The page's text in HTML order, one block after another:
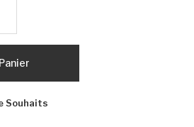
Souhaits